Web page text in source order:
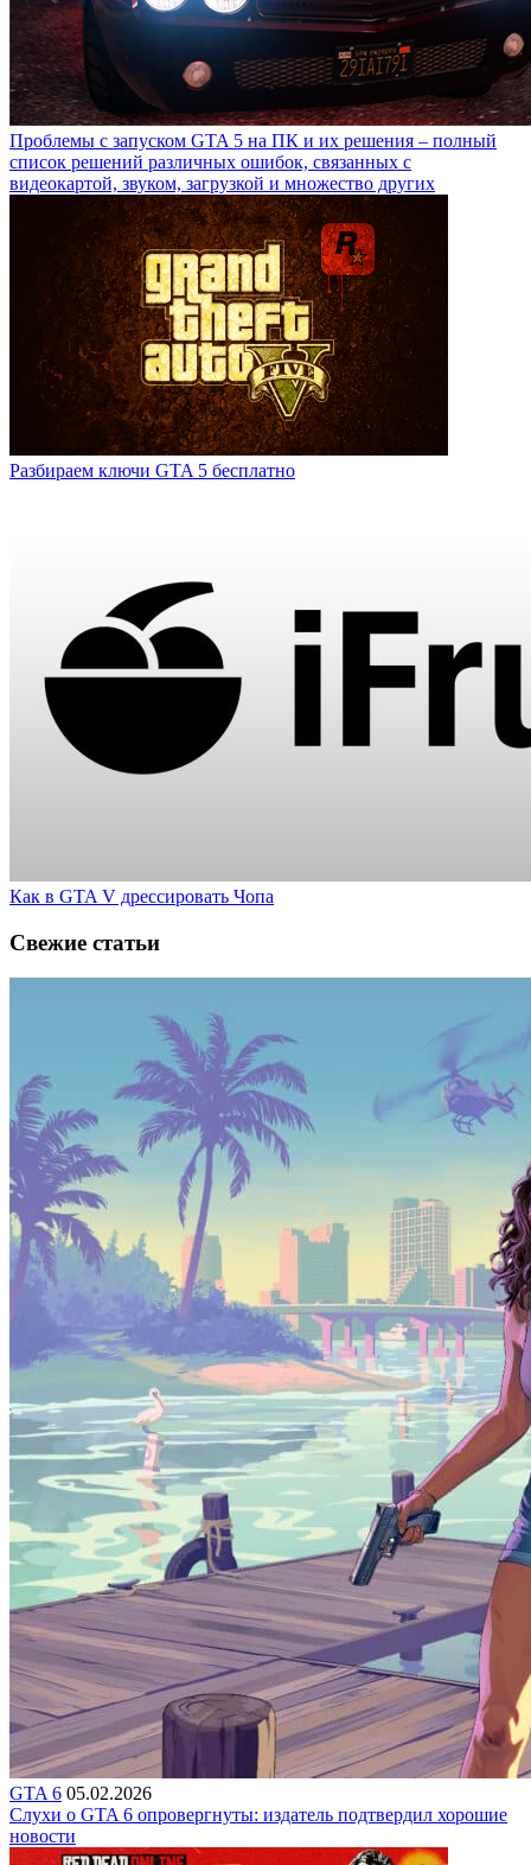
Проблемы с запуском GTA 5 на ПК и их решения – полный
список решений различных ошибок, связанных с
видеокартой, звуком, загрузкой и множество других
Разбираем ключи GTA 5 бесплатно
Как в GTA V дрессировать Чопа
Свежие статьи
GTA 6 05.02.2026
Слухи о GTA 6 опровергнуты: издатель подтвердил хорошие
новости